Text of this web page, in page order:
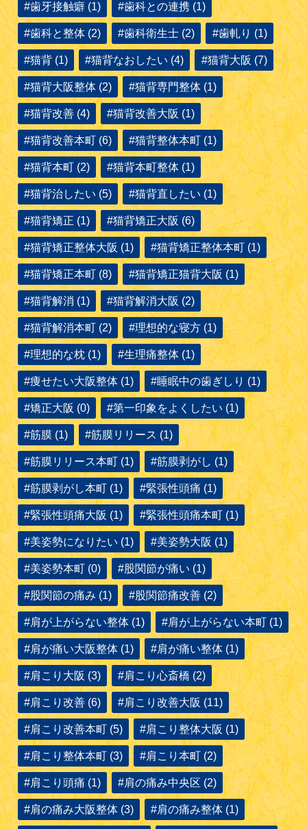
#歯牙接触癖 (1) #歯科との連携 (1)
#歯科と整体 (2) #歯科衛生士 (2) #歯軋り (1)
#猫背 (1) #猫背なおしたい (4) #猫背大阪 (7)
#猫背大阪整体 (2) #猫背専門整体 (1)
#猫背改善 (4) #猫背改善大阪 (1)
#猫背改善本町 (6) #猫背整体本町 (1)
#猫背本町 (2) #猫背本町整体 (1)
#猫背治したい (5) #猫背直したい (1)
#猫背矯正 (1) #猫背矯正大阪 (6)
#猫背矯正整体大阪 (1) #猫背矯正整体本町 (1)
#猫背矯正本町 (8) #猫背矯正猫背大阪 (1)
#猫背解消 (1) #猫背解消大阪 (2)
#猫背解消本町 (2) #理想的な寝方 (1)
#理想的な枕 (1) #生理痛整体 (1)
#痩せたい大阪整体 (1) #睡眠中の歯ぎしり (1)
#矯正大阪 (0) #第一印象をよくしたい (1)
#筋膜 (1) #筋膜リリース (1)
#筋膜リリース本町 (1) #筋膜剥がし (1)
#筋膜剥がし本町 (1) #緊張性頭痛 (1)
#緊張性頭痛大阪 (1) #緊張性頭痛本町 (1)
#美姿勢になりたい (1) #美姿勢大阪 (1)
#美姿勢本町 (0) #股関節が痛い (1)
#股関節の痛み (1) #股関節痛改善 (2)
#肩が上がらない整体 (1) #肩が上がらない本町 (1)
#肩が痛い大阪整体 (1) #肩が痛い整体 (1)
#肩こり大阪 (3) #肩こり心斎橋 (2)
#肩こり改善 (6) #肩こり改善大阪 (11)
#肩こり改善本町 (5) #肩こり整体大阪 (1)
#肩こり整体本町 (3) #肩こり本町 (2)
#肩こり頭痛 (1) #肩の痛み中央区 (2)
#肩の痛み大阪整体 (3) #肩の痛み整体 (1)